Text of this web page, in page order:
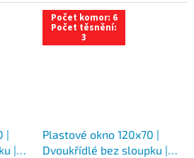
|
|
Počet komor: 6
Počet těsnění:
3
Plastové okno 120x70 |
Dvoukřídlé bez sloupku |